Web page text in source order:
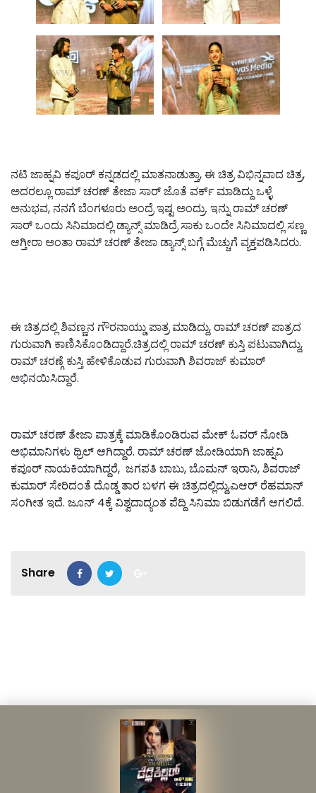
ನಟಿ ಜಾಹ್ನವಿ ಕಪೂರ್ ಕನ್ನಡದಲ್ಲಿ ಮಾತನಾಡುತ್ತಾ, ಈ ಚಿತ್ರ ವಿಭಿನ್ನವಾದ ಚಿತ್ರ,
ಅದರಲ್ಲೂ ರಾಮ್ ಚರಣ್ ತೇಜಾ ಸಾರ್ ಜೊತೆ ವರ್ಕ್ ಮಾಡಿದ್ದು ಒಳ್ಳೆ
ಅನುಭವ, ನನಗೆ ಬೆಂಗಳೂರು ಅಂದ್ರೆ ಇಷ್ಟ ಅಂದ್ರು. ಇನ್ನು ರಾಮ್ ಚರಣ್
ಸಾರ್ ಒಂದು ಸಿನಿಮಾದಲ್ಲಿ ಡ್ಯಾನ್ಸ್ ಮಾಡಿದ್ರೆ ಸಾಕು ಒಂದೇ ಸಿನಿಮಾದಲ್ಲಿ ಸಣ್ಣ
ಆಗ್ತೀರಾ ಅಂತಾ ರಾಮ್ ಚರಣ್ ತೇಜಾ ಡ್ಯಾನ್ಸ್ ಬಗ್ಗೆ ಮೆಚ್ಚುಗೆ ವ್ಯಕ್ತಪಡಿಸಿದರು.
ಈ ಚಿತ್ರದಲ್ಲಿ ಶಿವಣ್ಣನ ಗೌರನಾಯ್ಡು ಪಾತ್ರ ಮಾಡಿದ್ದು, ರಾಮ್ ಚರಣ್ ಪಾತ್ರದ
ಗುರುವಾಗಿ ಕಾಣಿಸಿಕೊಂಡಿದ್ದಾರೆ.ಚಿತ್ರದಲ್ಲಿ ರಾಮ್‌ ಚರಣ್‌ ಕುಸ್ತಿ ಪಟುವಾಗಿದ್ದು,
ರಾಮ್ ಚರಣ್ಗೆ ಕುಸ್ತಿ ಹೇಳಿಕೊಡುವ ಗುರುವಾಗಿ ಶಿವರಾಜ್ ಕುಮಾರ್
ಅಭಿನಯಿಸಿದ್ದಾರೆ.
ರಾಮ್ ಚರಣ್ ತೇಜಾ ಪಾತ್ರಕ್ಕೆ ಮಾಡಿಕೊಂಡಿರುವ ಮೇಕ್ ಓವರ್ ನೋಡಿ
ಅಭಿಮಾನಿಗಳು ಥ್ರಿಲ್ ಆಗಿದ್ದಾರೆ. ರಾಮ್ ಚರಣ್ ಜೋಡಿಯಾಗಿ ಜಾಹ್ನವಿ
ಕಪೂರ್‌ ನಾಯಕಿಯಾಗಿದ್ದರೆ, ಜಗಪತಿ ಬಾಬು, ಬೊಮನ್ ಇರಾನಿ, ಶಿವರಾಜ್
ಕುಮಾರ್ ಸೇರಿದಂತೆ ದೊಡ್ಡ ತಾರ ಬಳಗ ಈ ಚಿತ್ರದಲ್ಲಿದ್ದು,ಎಆರ್‌ ರೆಹಮಾನ್‌
ಸಂಗೀತ ಇದೆ. ಜೂನ್ 4ಕ್ಕೆ ವಿಶ್ವದಾದ್ಯಂತ ಪೆದ್ದಿ ಸಿನಿಮಾ ಬಿಡುಗಡೆಗೆ ಆಗಲಿದೆ.
Share